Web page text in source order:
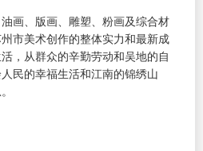
画、版画、雕塑、粉画及综合材
市美术创作的整体实力和最新成
，从群众的辛勤劳动和吴地的自
民的幸福生活和江南的锦绣山